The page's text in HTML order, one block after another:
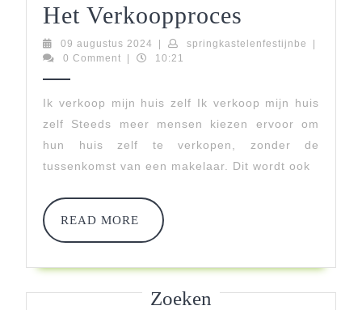
Het Verkoopproces
Verkoop
Huis
Zelf:
Bespaar
Controle
09 augustus 2024 09
augustus
| springkastelenfestijnbe
|
0 Comment
| 10:21
Ik verkoop mijn huis zelf Ik verkoop mijn huis
zelf Steeds meer mensen kiezen ervoor om
hun huis zelf te verkopen, zonder de
tussenkomst van een makelaar. Dit wordt ook
READ MORE
READ
MORE
Zoeken